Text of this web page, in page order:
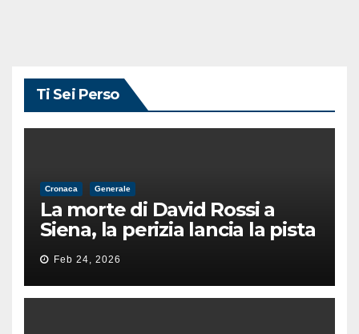
Ti Sei Perso
Cronaca Generale
La morte di David Rossi a
Siena, la perizia lancia la pista
di un’intimidazione finita
male
Feb 24, 2026